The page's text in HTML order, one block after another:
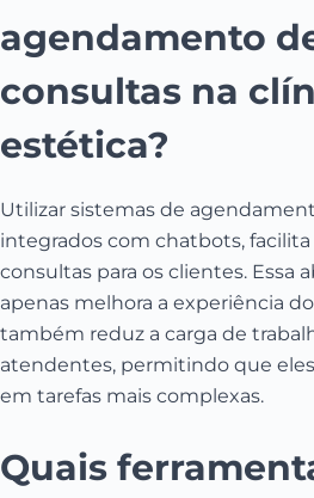
agendamento
consultas na
estética?
Utilizar sistemas de
integrados com chatbots, facilita
consultas para os clientes. Essa
apenas melhora a experiência
também reduz a carga de
atendentes, permitindo que
em tarefas mais complexas.
Quais